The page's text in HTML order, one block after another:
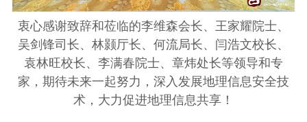
衷心感谢致辞和莅临的李维森会长、王家耀院士、
吴剑锋司长、林颢厅长、何流局长、闫浩文校长、
袁林旺校长、李满春院士、章炜处长等领导和专
家，期待未来一起努力，深入发展地理信息安全技
术，大力促进地理信息共享！